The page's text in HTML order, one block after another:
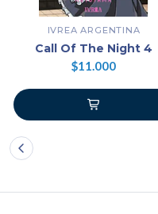
IVREA ARGENTINA
Call Of The Night 4
$11.000